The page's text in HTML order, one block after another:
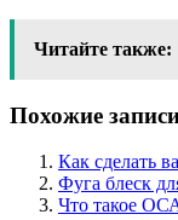
Читайте также:
Похожие
Как сделать
Фуга блеск
Что такое